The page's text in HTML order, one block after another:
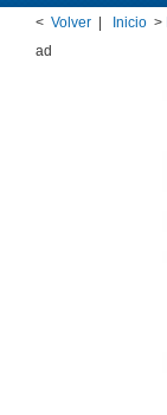
< Volver Inicio >
ad